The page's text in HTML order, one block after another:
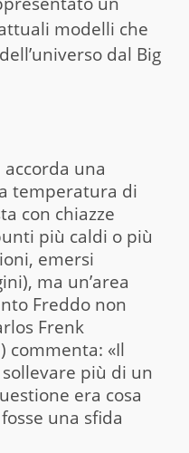
modelli che
dal Big
accorda una
temperatura di
con chiazze
più caldi o più
emersi
ma un’area
Freddo non
Frenk
commenta: «Il
più di un
era cosa
una sfida